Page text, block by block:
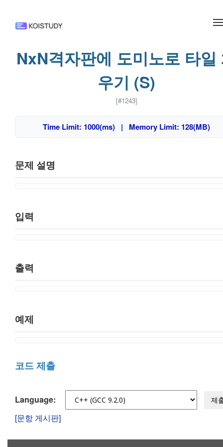
NxN격자판에 도미노로 타일
우기 (S)
[#1243]
Time Limit: 1000(ms) | Memory Limit: 128(MB)
문제 설명
입력
출력
예제
코드 제출
Language: 제
[문항 게시판]